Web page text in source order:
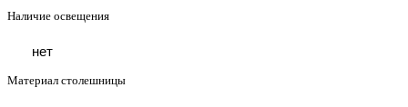
Наличие освещения
нет
Материал столешницы